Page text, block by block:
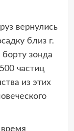
вернулись
близ г.
зонда
частиц
из этих